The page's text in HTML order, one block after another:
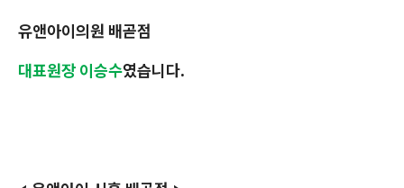
유앤아이의원 배곧점
대표원장 이승수였습니다.